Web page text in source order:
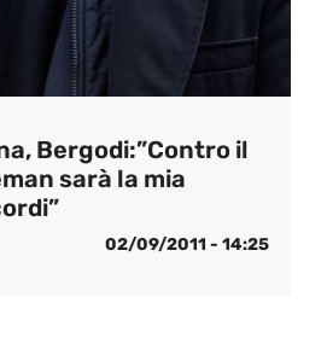
Bergodi:”Contro il
sarà la mia
02/09/2011 - 14:25